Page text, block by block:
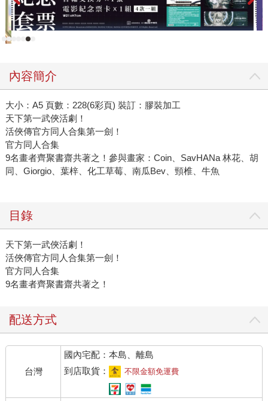
內容簡介
大小：A5 頁數：228(6彩頁) 裝訂：膠裝加工
天下第一武俠活劇！
活俠傳官方同人合集第一劍！
官方同人合集
9名畫者齊聚書齋共著之！參與畫家：Coin、SavHANa 林花、胡
同、Giorgio、葉梓、化工草莓、南瓜Bev、頸椎、牛魚
目錄
天下第一武俠活劇！
活俠傳官方同人合集第一劍！
官方同人合集
9名畫者齊聚書齋共著之！
配送方式
台灣
國內宅配：本島、離島
到店取貨：
不限金額免運費